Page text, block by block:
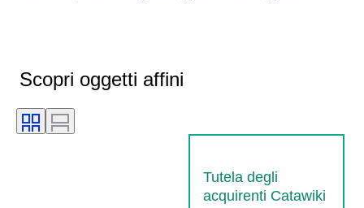
Scopri oggetti affini
Tutela degli
acquirenti Catawiki